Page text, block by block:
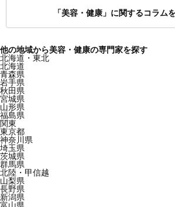
「美容・健康」に関するコラム
他の地域から美容・健康の専門家を探す
北海道・東北
北海道
青森県
岩手県
秋田県
宮城県
山形県
福島県
関東
東京都
神奈川県
埼玉県
茨城県
群馬県
北陸・甲信越
山梨県
長野県
新潟県